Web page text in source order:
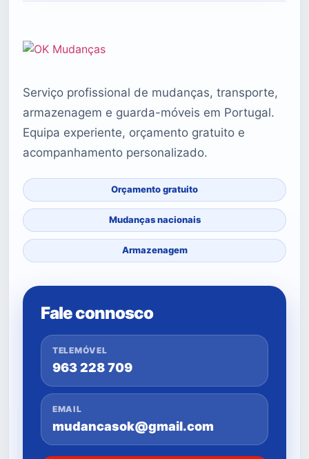
Serviço profissional de mudanças, transporte,
armazenagem e guarda-móveis em Portugal.
Equipa experiente, orçamento gratuito e
acompanhamento personalizado.
Orçamento gratuito
Mudanças nacionais
Armazenagem
Fale connosco
TELEMÓVEL
963 228 709
EMAIL
mudancasok@gmail.com